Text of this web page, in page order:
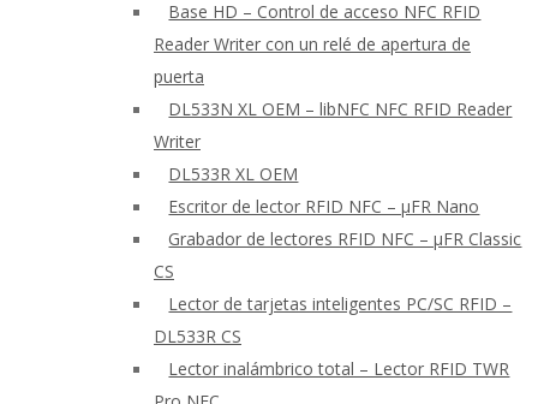
Base HD – Control de acceso NFC RFID
Reader Writer con un relé de apertura de
puerta
DL533N XL OEM – libNFC NFC RFID Reader
Writer
DL533R XL OEM
Escritor de lector RFID NFC – μFR Nano
Grabador de lectores RFID NFC – μFR Classic
CS
Lector de tarjetas inteligentes PC/SC RFID –
DL533R CS
Lector inalámbrico total – Lector RFID TWR